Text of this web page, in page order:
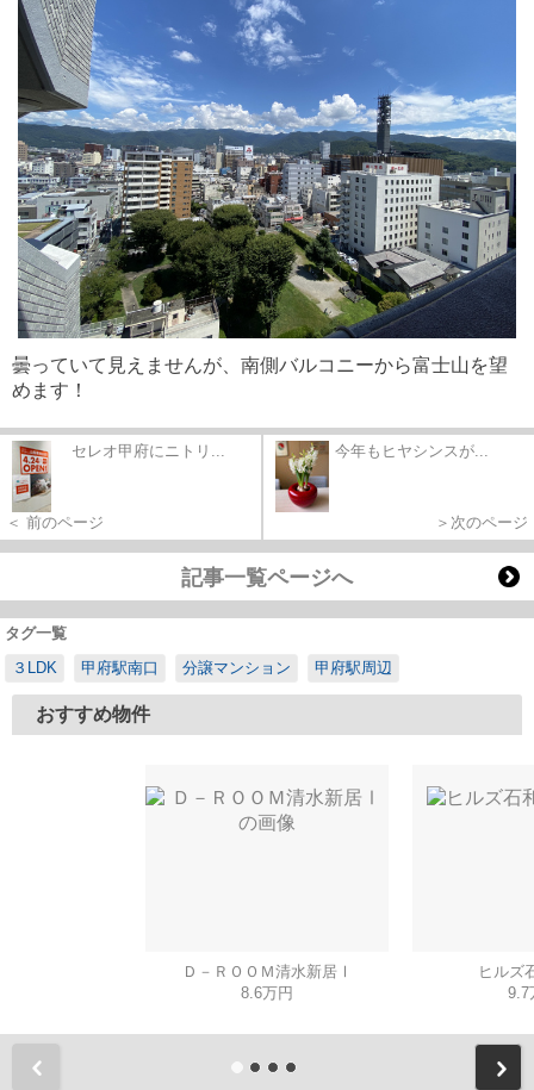
曇っていて見えませんが、南側バルコニーから富士山を望
めます！
セレオ甲府にニトリ...
＜ 前のページ
今年もヒヤシンスが...
＞次のページ
記事一覧ページへ
タグ一覧
３LDK
甲府駅南口 分譲マンション 甲府駅周辺
おすすめ物件
Ｄ－ＲＯＯＭ清水新居Ⅰ
8.6万円
ヒルズ
9.7